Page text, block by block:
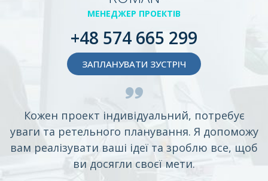
МЕНЕДЖЕР ПРОЕКТІВ
+48 574 665 299
ЗАПЛАНУВАТИ ЗУСТРІЧ
Кожен проект індивідуальний, потребує
уваги та ретельного планування. Я допоможу
вам реалізувати ваші ідеї та зроблю все, щоб
ви досягли своєї мети.